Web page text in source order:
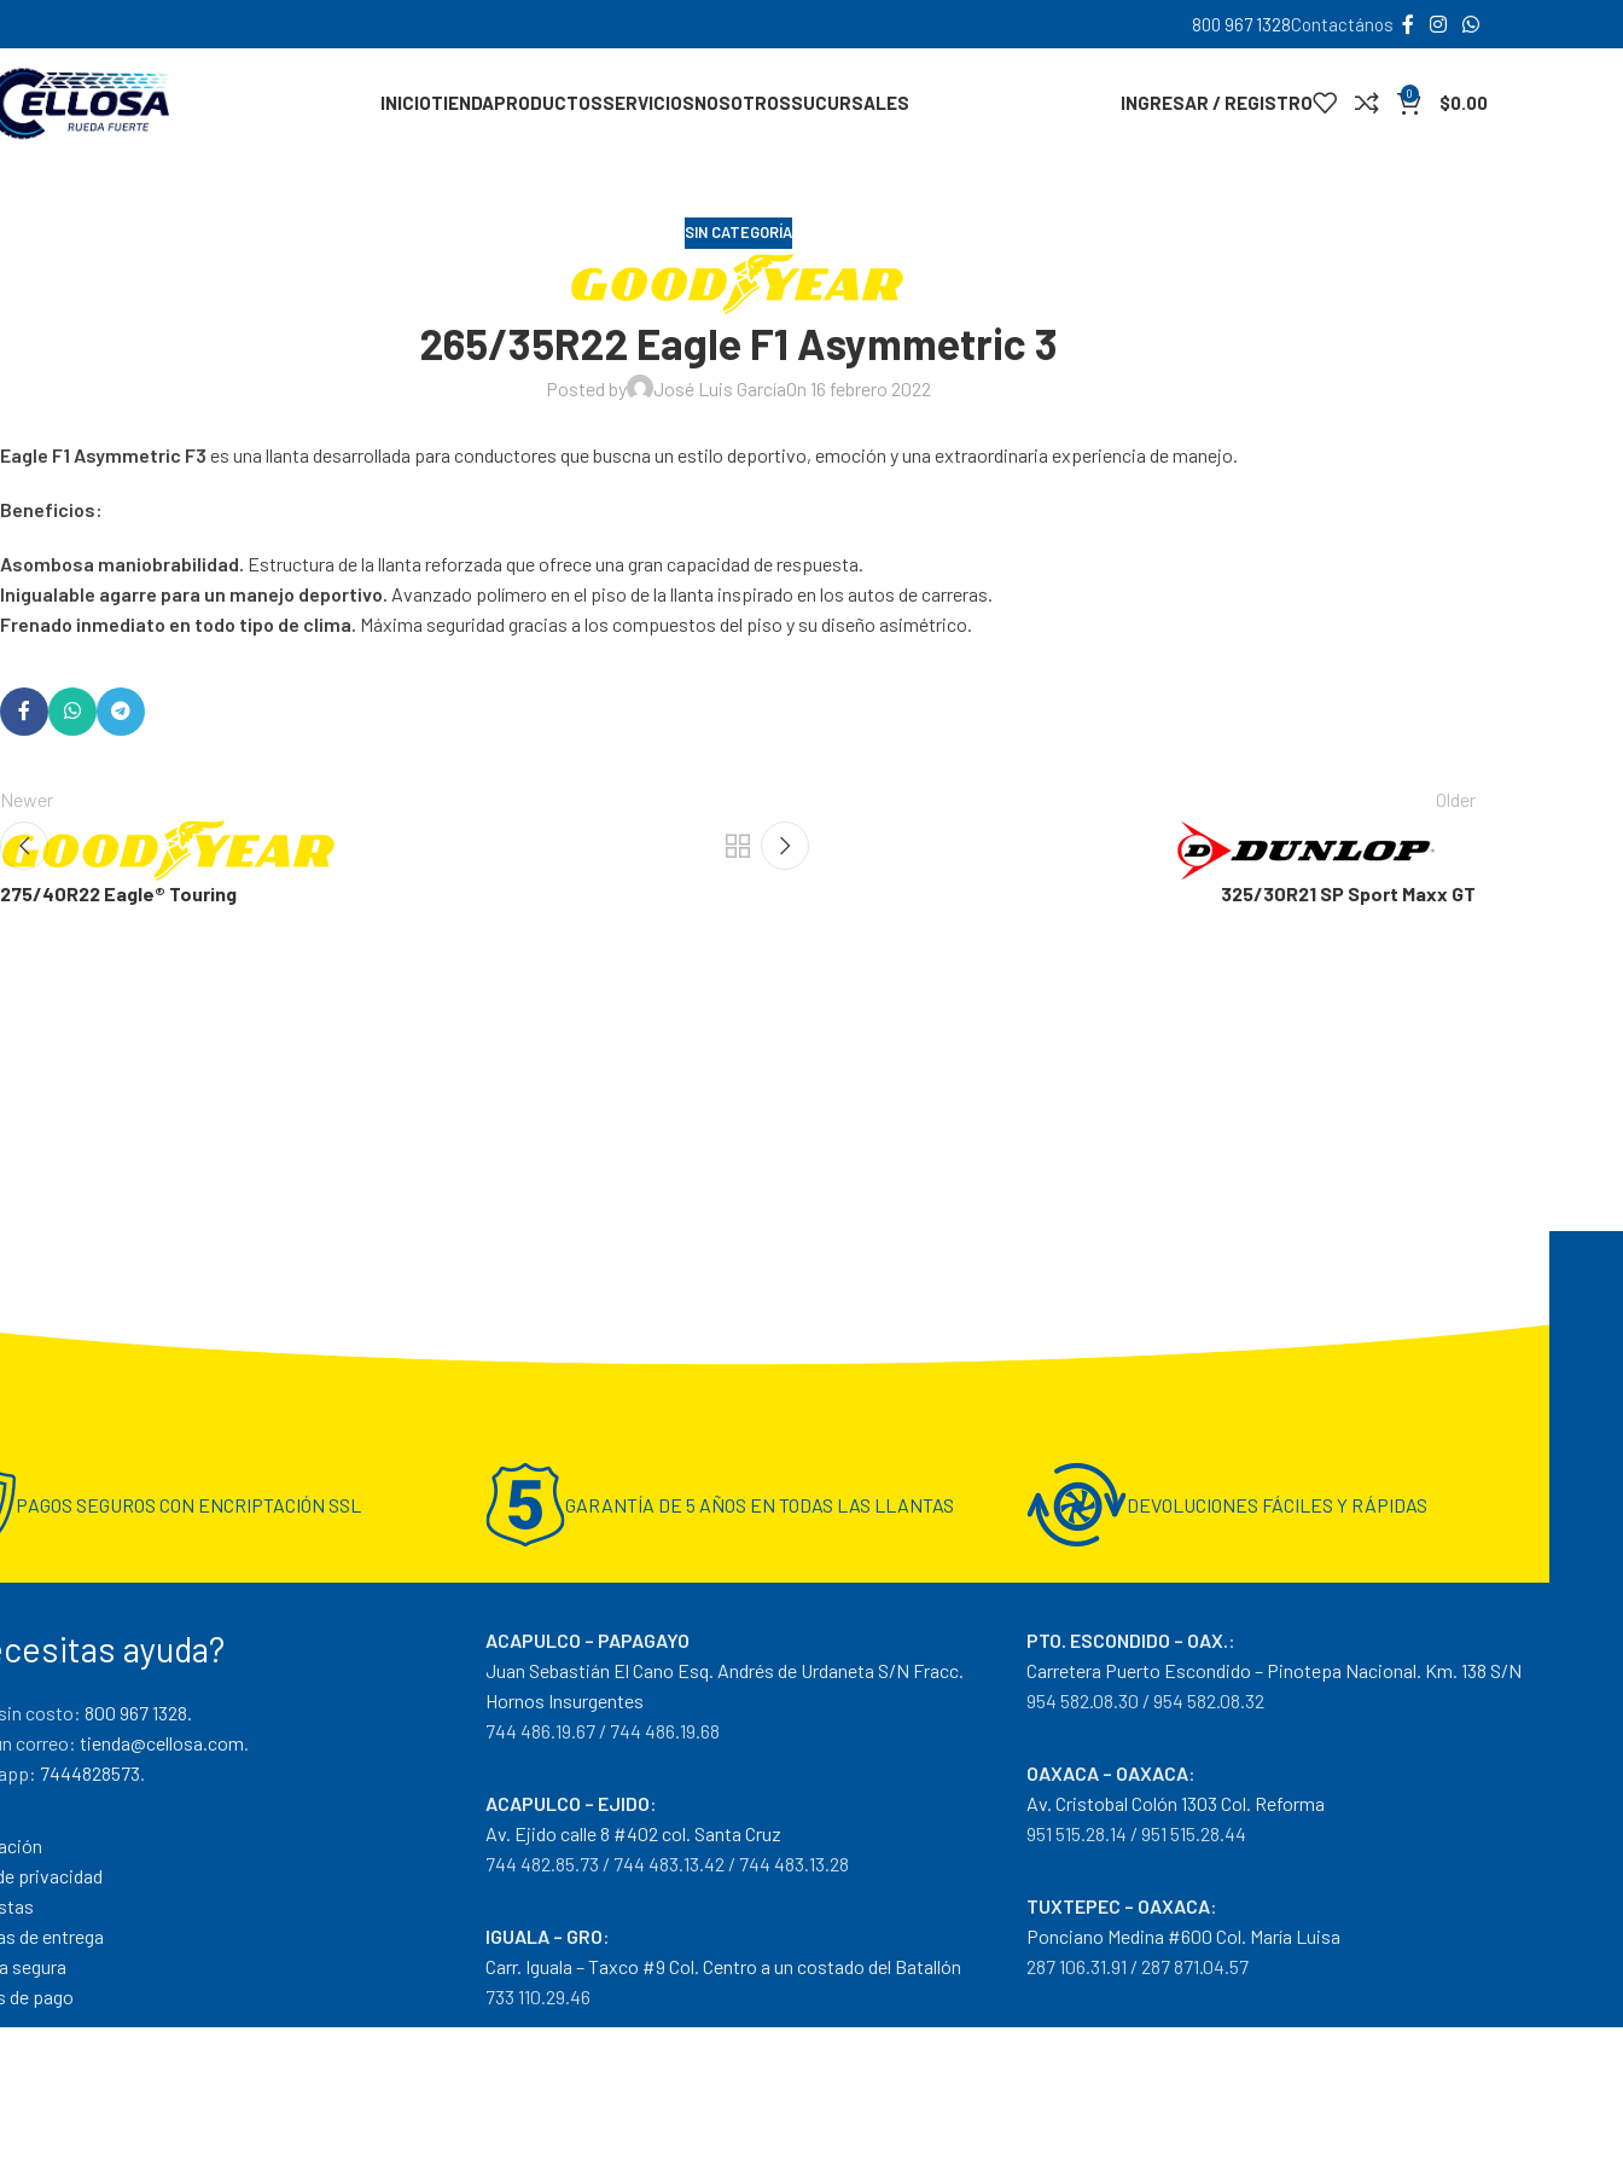
800 967 1328Contactános
INICIOTIENDAPRODUCTOSSERVICIOSNOSOTROSSUCURSALES INGRESAR / REGISTRO 0 $0.00
SIN CATEGORÍA
265/35R22 Eagle F1 Asymmetric 3
Posted by José Luis GarcíaOn 16 febrero 2022
Eagle F1 Asymmetric F3 es una llanta desarrollada para conductores que buscna un estilo deportivo, emoción y una extraordinaria experiencia de manejo.
Beneficios:
Asombosa maniobrabilidad. Estructura de la llanta reforzada que ofrece una gran capacidad de respuesta.
Inigualable agarre para un manejo deportivo. Avanzado polímero en el piso de la llanta inspirado en los autos de carreras.
Frenado inmediato en todo tipo de clima. Máxima seguridad gracias a los compuestos del piso y su diseño asimétrico.
Newer
275/40R22 Eagle® Touring
Older
325/30R21 SP Sport Maxx GT
PAGOS SEGUROS CON ENCRIPTACIÓN SSL GARANTÍA DE 5 AÑOS EN TODAS LAS LLANTAS DEVOLUCIONES FÁCILES Y RÁPIDAS
ayuda?
costo:800 967 1328.
correo:tienda@cellosa.com.
7444828573.
privacidad
de entrega
segura
de pago
ACAPULCO – PAPAGAYO
Juan Sebastián El Cano Esq. Andrés de Urdaneta S/N Fracc.
Hornos Insurgentes
744 486.19.67 / 744 486.19.68
ACAPULCO – EJIDO:
Av. Ejido calle 8 #402 col. Santa Cruz
744 482.85.73 / 744 483.13.42 / 744 483.13.28
IGUALA – GRO:
Carr. Iguala – Taxco #9 Col. Centro a un costado del Batallón
733 110.29.46
PTO. ESCONDIDO – OAX.:
Carretera Puerto Escondido – Pinotepa Nacional. Km. 138 S/N
954 582.08.30 / 954 582.08.32
OAXACA – OAXACA:
Av. Cristobal Colón 1303 Col. Reforma
951 515.28.14 / 951 515.28.44
TUXTEPEC – OAXACA:
Ponciano Medina #600 Col. María Luisa
287 106.31.91 / 287 871.04.57